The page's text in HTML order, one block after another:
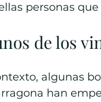
personas
de los
algunas
han